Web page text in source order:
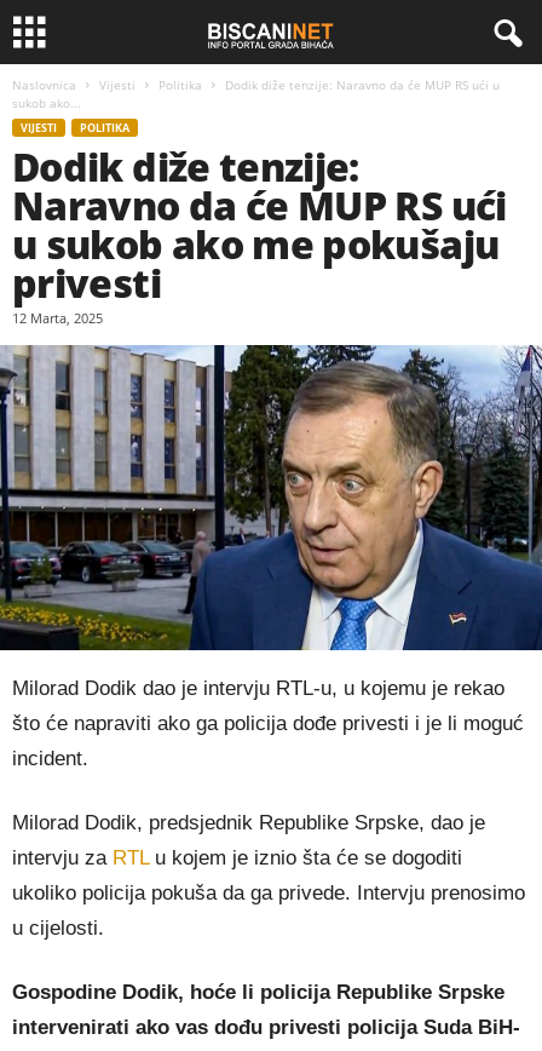
Naslovnica Vijesti Politika
Dodik diže tenzije: Naravno da će MUP RS ući u
sukob ako...
VIJESTI POLITIKA
Dodik diže tenzije:
Naravno da će MUP RS ući
u sukob ako me pokušaju
privesti
12 Marta, 2025
Milorad Dodik dao je intervju RTL-u, u kojemu je rekao
što će napraviti ako ga policija dođe privesti i je li moguć
incident.
Milorad Dodik, predsjednik Republike Srpske, dao je
intervju za RTL u kojem je iznio šta će se dogoditi
ukoliko policija pokuša da ga privede. Intervju prenosimo
u cijelosti.
Gospodine Dodik, hoće li policija Republike Srpske
intervenirati ako vas dođu privesti policija Suda BiH-